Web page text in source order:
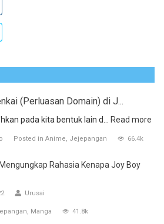
(Perluasan Domain) di J...
pada kita bentuk lain d... Read more
Posted in Anime Jejepangan 66.4k
Rahasia Kenapa Joy Boy
Urusai
Manga 41.8k